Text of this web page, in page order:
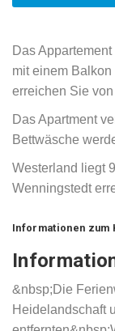
Das
mit einem
erreichen Sie
Das Apartment
Bettwäsche
Westerland liegt
Wenningstedt
Informationen zum
&nbsp;Die
Heidelandschaft